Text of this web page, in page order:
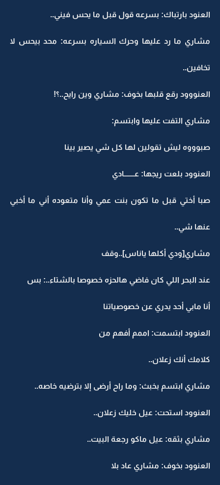
العنود بارتباك: بسرعه قول قبل ما يحس فيني..
مشاري ما رد عليها وحرك السياره بسرعه: محد بيحس لا
تخافين..
العنووود رقع قلبها بخوف: مشاري وين رايح..؟!
مشاري التفت عليها وابتسم:
صبوووه ليش تقولين لها كل شي يصير بينا
العنوود بلعت ريجها: عـــــــادي
صبا أختي قبل ما تكون بنت عمي وأنا متعوده أني ما أخبي
عنها شي..
مشاري[ودي أكلها ياناس]..وقف
عند البحر اللي كان فاضي هالحزه خصوصا بالشتاء..: بس
أنا مابي أحد يدري عن خصوصياتنا
العنوود ابتسمت: اممم أفهم من
كلامك أنك زعلان..
مشاري ابتسم بخبث: وما راح أرضى إلا بترضيه خاصه..
العنوود استحت: عيل خليك زعلان..
مشاري بثقه: عيل ماكو رجعة البيت..
العنوود بخوف: مشاري عاد بلا